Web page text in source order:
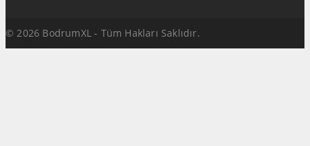
© 2026 BodrumXL - Tüm Hakları Saklıdır.